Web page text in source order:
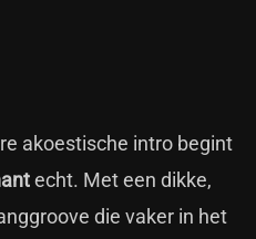
akoestische intro begint
echt. Met een dikke,
die vaker in het